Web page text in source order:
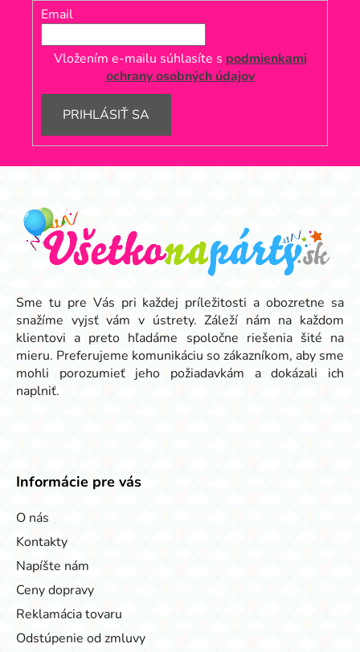
Email
Vložením e-mailu súhlasíte s podmienkami
ochrany osobných údajov
PRIHLÁSIŤ SA
Z
Sme tu pre Vás pri každej príležitosti a obozretne sa
snažíme vyjsť vám v ústrety. Záleží nám na každom
klientovi a preto hľadáme spoločne riešenia šité na
mieru. Preferujeme komunikáciu so zákazníkom, aby sme
mohli porozumieť jeho požiadavkám a dokázali ich
naplniť.
Informácie pre vás
O nás
Kontakty
Napíšte nám
Ceny dopravy
Reklamácia tovaru
Odstúpenie od zmluvy